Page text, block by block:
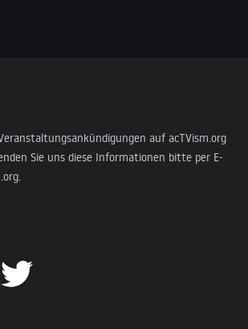
auf acTVism.org
Sie uns diese Informationen bitte per E-
.